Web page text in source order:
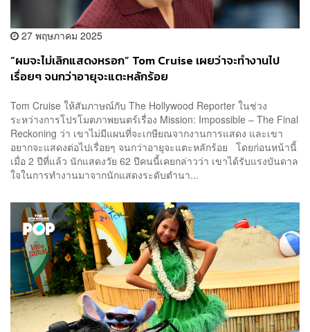
27 พฤษภาคม 2025
“ผมจะไม่เลิกแสดงหรอก” Tom Cruise เผยว่าจะทำงานไป
เรื่อยๆ จนกว่าอายุจะแตะหลักร้อย
Tom Cruise ให้สัมภาษณ์กับ The Hollywood Reporter ในช่วง
ระหว่างการโปรโมตภาพยนตร์เรื่อง Mission: Impossible – The Final
Reckoning ว่า เขาไม่มีแผนที่จะเกษียณจากงานการแสดง และเขา
อยากจะแสดงต่อไปเรื่อยๆ จนกว่าอายุจะแตะหลักร้อย โดยก่อนหน้านี้
เมื่อ 2 ปีที่แล้ว นักแสดงวัย 62 ปีคนนี้เคยกล่าวว่า เขาได้รับแรงบันดาล
ใจในการทำงานมาจากนักแสดงระดับตำนา...